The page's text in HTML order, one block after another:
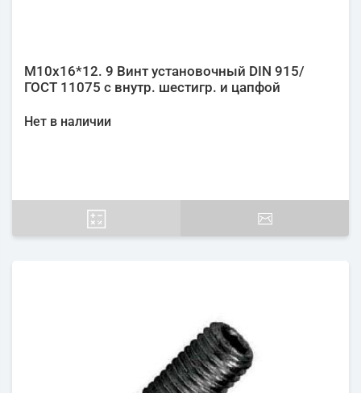
М10х16*12. 9 Винт установочный DIN 915/
ГОСТ 11075 с внутр. шестигр. и цапфой
Нет в наличии